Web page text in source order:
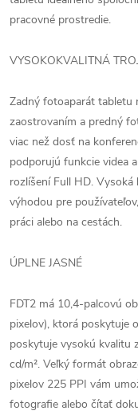
pracovné prostredie.
VYSOKOKVALITNÁ
Zadný fotoaparát tabletu
zaostrovaním a predný
viac než dosť na
podporujú funkcie videa
rozlíšení Full HD.
výhodou pre
práci alebo na cestách.
ÚPLNE JASNÉ
FDT2 má 10,4-palcovú
pixelov), ktorá poskytuje
poskytuje vysokú kvalitu
cd/m². Veľký formát
pixelov 225 PPI vám
fotografie alebo čítať